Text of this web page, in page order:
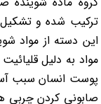
مواد به دلیل
پوست انسان سبب
صابونی کردن چربی